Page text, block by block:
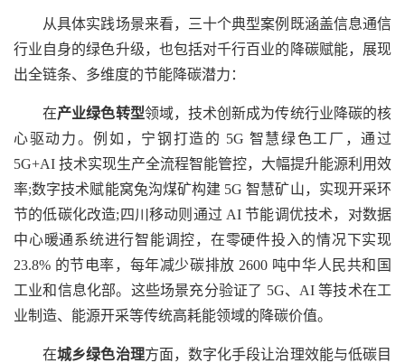
从具体实践场景来看，三十个典型案例既涵盖信息通信
行业自身的绿色升级，也包括对千行百业的降碳赋能，展现
出全链条、多维度的节能降碳潜力：
在产业绿色转型领域，技术创新成为传统行业降碳的核
心驱动力。例如，宁钢打造的 5G 智慧绿色工厂，通过
5G+AI 技术实现生产全流程智能管控，大幅提升能源利用效
率;数字技术赋能窝兔沟煤矿构建 5G 智慧矿山，实现开采环
节的低碳化改造;四川移动则通过 AI 节能调优技术，对数据
中心暖通系统进行智能调控，在零硬件投入的情况下实现
23.8% 的节电率，每年减少碳排放 2600 吨中华人民共和国
工业和信息化部。这些场景充分验证了 5G、AI 等技术在工
业制造、能源开采等传统高耗能领域的降碳价值。
在城乡绿色治理方面，数字化手段让治理效能与低碳目